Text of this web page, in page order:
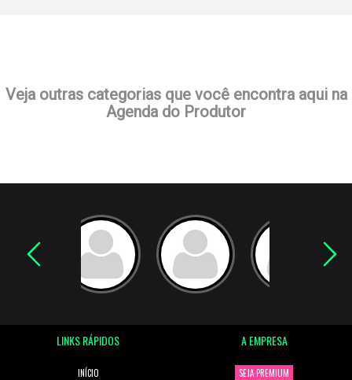
Veja outras categorias que você encontra aqui na
Agenda do Produtor
LINKS RÁPIDOS
INÍCIO
A EMPRESA
SEJA PREMIUM